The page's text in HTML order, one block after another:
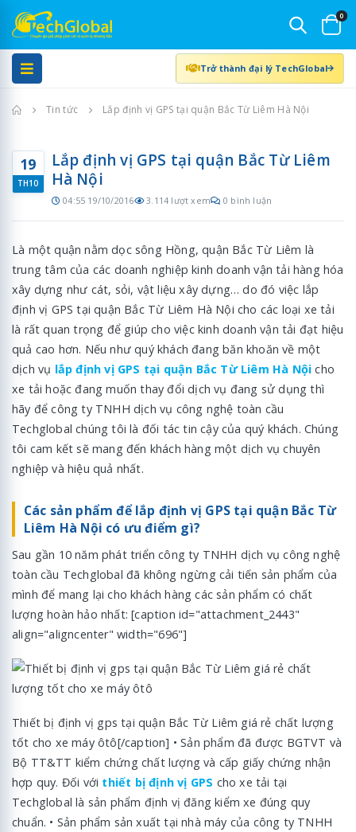
0
Trở thành đại lý TechGlobal
Trang chủ
Tin tức Lắp định vị GPS tại quận Bắc Từ Liêm Hà Nội
19
TH10
Lắp định vị GPS tại quận Bắc Từ Liêm
Hà Nội
04:55 19/10/2016 3.114 lượt xem 0 bình luận
Là một quận nằm dọc sông Hồng, quận Bắc Từ Liêm là
trung tâm của các doanh nghiệp kinh doanh vận tải hàng hóa
xây dựng như cát, sỏi, vật liệu xây dựng… do đó việc lắp
định vị GPS tại quận Bắc Từ Liêm Hà Nội cho các loại xe tải
là rất quan trọng để giúp cho việc kinh doanh vận tải đạt hiệu
quả cao hơn. Nếu như quý khách đang băn khoăn về một
dịch vụ lắp định vị GPS tại quận Bắc Từ Liêm Hà Nội cho
xe tải hoặc đang muốn thay đổi dịch vụ đang sử dụng thì
hãy để công ty TNHH dịch vụ công nghệ toàn cầu
Techglobal chúng tôi là đối tác tin cậy của quý khách. Chúng
tôi cam kết sẽ mang đến khách hàng một dịch vụ chuyên
nghiệp và hiệu quả nhất.
Các sản phẩm để lắp định vị GPS tại quận Bắc Từ
Liêm Hà Nội có ưu điểm gì?
Sau gần 10 năm phát triển công ty TNHH dịch vụ công nghệ
toàn cầu Techglobal đã không ngừng cải tiến sản phẩm của
mình để mang lại cho khách hàng các sản phẩm có chất
lượng hoàn hảo nhất: [caption id="attachment_2443"
align="aligncenter" width="696"]
Thiết bị định vị gps tại quận Bắc Từ Liêm giá rẻ chất lượng
tốt cho xe máy ôtô[/caption] • Sản phẩm đã được BGTVT và
Bộ TT&TT kiểm chứng chất lượng và cấp giấy chứng nhận
hợp quy. Đối với thiết bị định vị GPS cho xe tải tại
Techglobal là sản phẩm định vị đăng kiểm xe đúng quy
chuẩn. • Sản phẩm sản xuất tại nhà máy của công ty TNHH